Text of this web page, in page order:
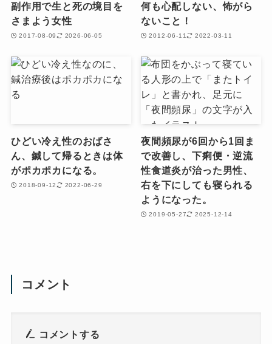
副作用で生と死の境目を
さまよう女性
2017-08-09 2026-06-05
何も心配しない、怖がら
ないこと！
2012-06-11 2022-03-11
ひどい冷え性のおばさ
ん、鍼して帰るときは体
がポカポカになる。
2018-09-12 2022-06-29
夜間頻尿が6回から1回ま
で改善し、下痢便・逆流
性食道炎が治った男性、
右を下にしても寝られる
ようになった。
2019-05-27 2025-12-14
コメント
コメントする